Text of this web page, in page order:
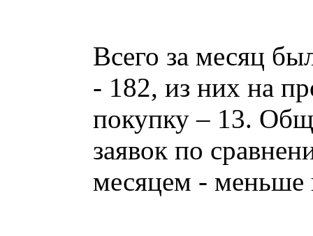
Всего за месяц
- 182, из них на
покупку – 13.
заявок по
месяцем - меньше